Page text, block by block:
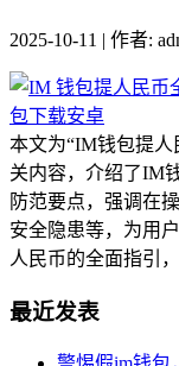
2025-10-11 | 作者:
本文为“IM钱包提人
关内容，介绍了IM
防范要点，强调在
安全隐患等，为用
人民币的全面指引
最近发表